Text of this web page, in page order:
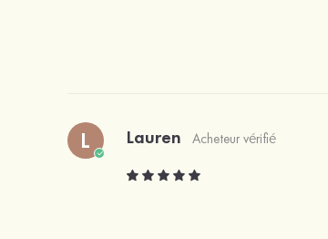
L Lauren Acheteur vérifié